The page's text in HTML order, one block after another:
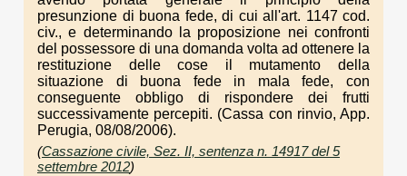
presunzione di buona fede, di cui all'art. 1147 cod.
civ., e determinando la proposizione nei confronti
del possessore di una domanda volta ad ottenere la
restituzione delle cose il mutamento della
situazione di buona fede in mala fede, con
conseguente obbligo di rispondere dei frutti
successivamente percepiti. (Cassa con rinvio, App.
Perugia, 08/08/2006).
(Cassazione civile, Sez. II, sentenza n. 14917 del 5
settembre 2012)